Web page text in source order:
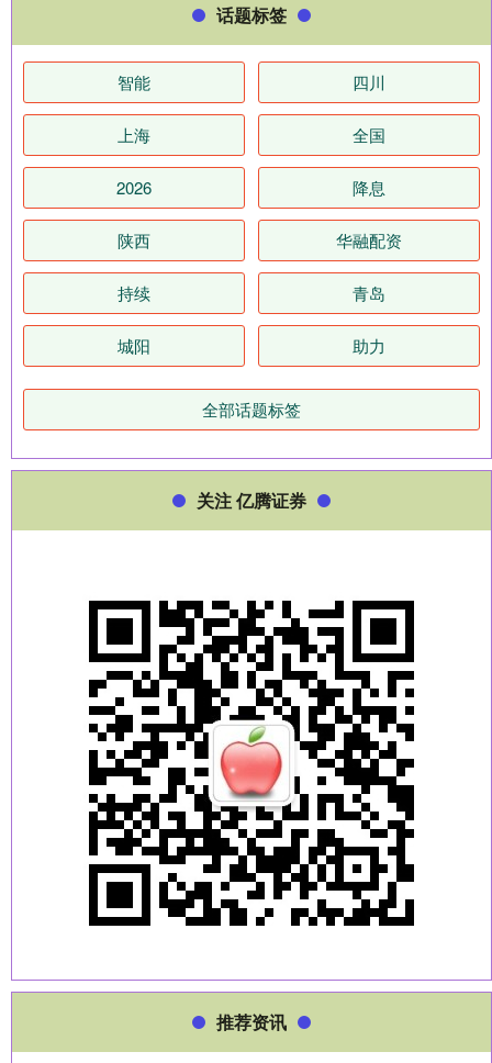
话题标签
智能 四川
上海 全国
2026 降息
陕西 华融配资
持续 青岛
城阳 助力
全部话题标签
关注 亿腾证券
推荐资讯